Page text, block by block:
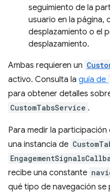
seguimiento de la
usuario en la página,
desplazamiento o el
desplazamiento.
Ambas requieren un
activo. Consulta la guía de
para obtener detalles
CustomTabsService .
Para medir la
una instancia de
recibe una constante
qué tipo de navegación se